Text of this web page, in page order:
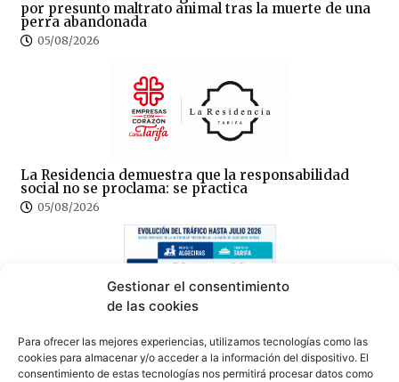
Gestionar el consentimiento
de las cookies
Para ofrecer las mejores experiencias, utilizamos tecnologías como las
cookies para almacenar y/o acceder a la información del dispositivo. El
consentimiento de estas tecnologías nos permitirá procesar datos como
por presunto maltrato animal tras la muerte de una
perra abandonada
05/08/2026
La Residencia demuestra que la responsabilidad
social no se proclama: se practica
05/08/2026
La OPE cambia de rumbo, Tarifa crece mientras
Algeciras pierde tráfico: El análisis
05/08/2026